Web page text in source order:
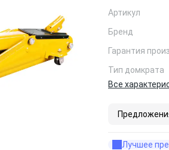
Артикул
Бренд
Гарантия
Тип домкрата
Все
Лучшее